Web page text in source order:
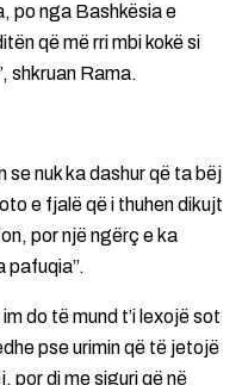
po nga Bashkësia e
që më rri mbi kokë si
shkruan Rama.
se nuk ka dashur që ta bëj
e fjalë që i thuhen dikujt
por një ngërç e ka
pafuqia”.
do të mund t’i lexojë sot
pse urimin që të jetojë
por di me siguri që në